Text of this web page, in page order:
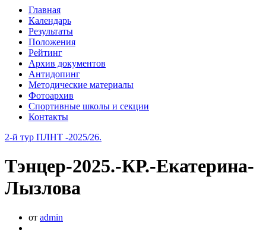
Главная
Календарь
Результаты
Положения
Рейтинг
Архив документов
Антидопинг
Методические материалы
Фотоархив
Спортивные школы и секции
Контакты
2-й тур ПЛНТ -2025/26.
Тэнцер-2025.-КР.-Екатерина-
Лызлова
от admin